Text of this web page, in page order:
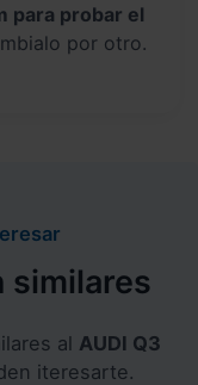
para probar el
por otro.
similares
al AUDI Q3
iteresarte.